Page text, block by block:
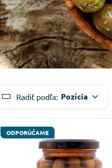
Radiť podľa: Pozícia
ODPORÚČAME